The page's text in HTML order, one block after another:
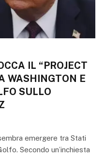
IL “PROJECT
WASHINGTON E
SULLO
emergere tra Stati
Secondo un’inchiesta